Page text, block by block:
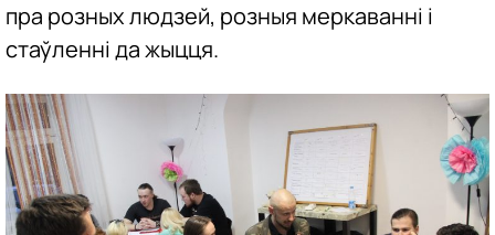
пра розных людзей, розныя меркаванні і
стаўленні да жыцця.